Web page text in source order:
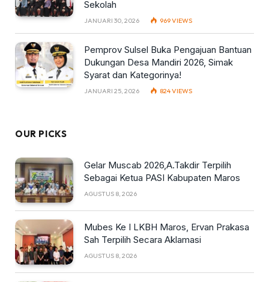
Sekolah
JANUARI 30, 2026 969VIEWS
Pemprov Sulsel Buka Pengajuan Bantuan
Dukungan Desa Mandiri 2026, Simak
Syarat dan Kategorinya!
JANUARI 25, 2026 824VIEWS
OUR PICKS
Gelar Muscab 2026,A.Takdir Terpilih
Sebagai Ketua PASI Kabupaten Maros
AGUSTUS 8, 2026
Mubes Ke I LKBH Maros, Ervan Prakasa
Sah Terpilih Secara Aklamasi
AGUSTUS 8, 2026